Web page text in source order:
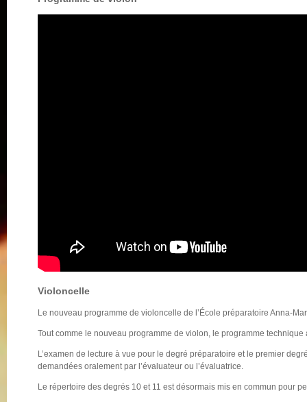
Violoncelle
Le nouveau programme de violoncelle de l’École préparatoire Anna-
Tout comme le nouveau programme de violon, le programme
L’examen de lecture à vue pour le degré préparatoire et le premier
demandées oralement par l’évaluateur ou l’évaluatrice.
Le répertoire des degrés 10 et 11 est désormais mis en commun pour